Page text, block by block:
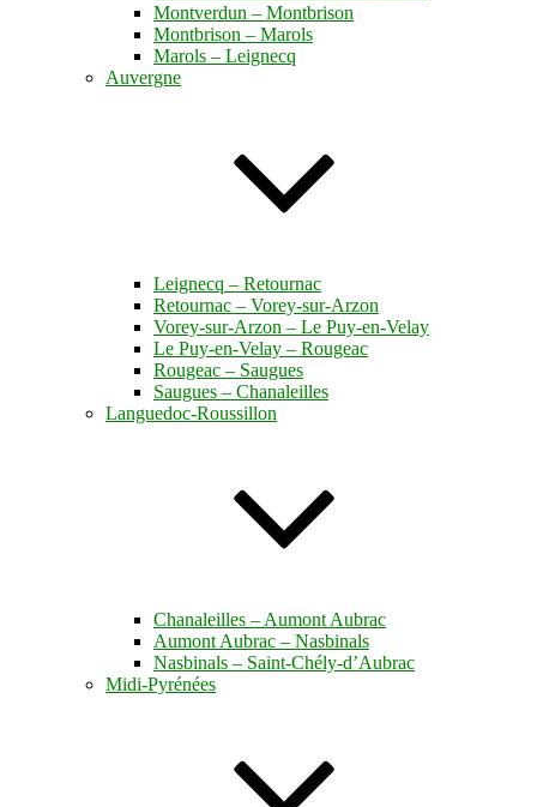
Montverdun – Montbrison
Montbrison – Marols
Marols – Leignecq
Auvergne
Leignecq – Retournac
Retournac – Vorey-sur-Arzon
Vorey-sur-Arzon – Le Puy-en-Velay
Le Puy-en-Velay – Rougeac
Rougeac – Saugues
Saugues – Chanaleilles
Languedoc-Roussillon
Chanaleilles – Aumont Aubrac
Aumont Aubrac – Nasbinals
Nasbinals – Saint-Chély-d’Aubrac
Midi-Pyrénées